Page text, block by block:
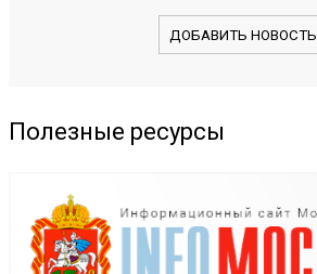
ДОБАВИТЬ НОВОСТЬ
Полезные ресурсы